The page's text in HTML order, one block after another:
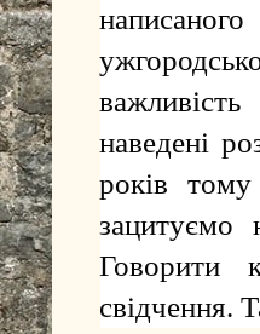
наведені
років
Говорити
свідчення.